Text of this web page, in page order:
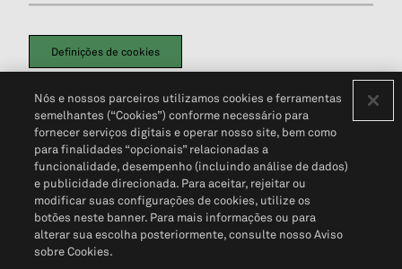
Definições de cookies
Política de PrivacidadePortal de privacidade do cliente (em inglês)
Não Venda Minhas Informações Pessoais© 2026 S&P Global
Nós e nossos parceiros utilizamos cookies e ferramentas
semelhantes (“Cookies”) conforme necessário para
fornecer serviços digitais e operar nosso site, bem como
para finalidades “opcionais” relacionadas a
funcionalidade, desempenho (incluindo análise de dados)
e publicidade direcionada. Para aceitar, rejeitar ou
modificar suas configurações de cookies, utilize os
botões neste banner. Para mais informações ou para
alterar sua escolha posteriormente, consulte nosso Aviso
sobre Cookies.